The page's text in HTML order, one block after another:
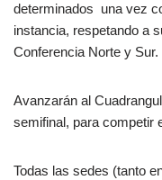
determinados una vez
instancia, respetando a
Conferencia Norte y Sur.
Avanzarán al
semifinal, para competir
Todas las sedes (tanto